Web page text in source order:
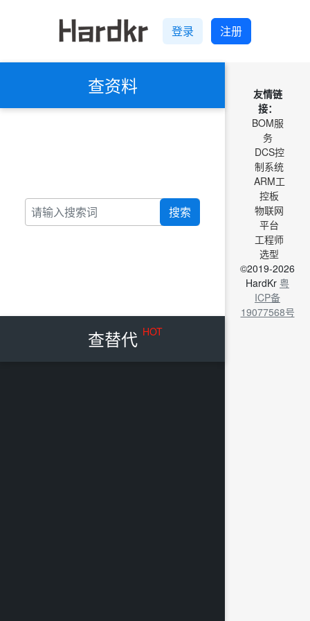
登录 注册
查资料
搜索
查替代 HOT
友情链
接：
BOM服
务
DCS控
制系统
ARM工
控板
物联网
平台
工程师
选型
©2019-2026
HardKr 粤
ICP备
19077568号